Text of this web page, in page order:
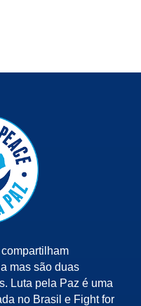
mas são duas
Luta pela Paz é uma
no Brasil e Fight for